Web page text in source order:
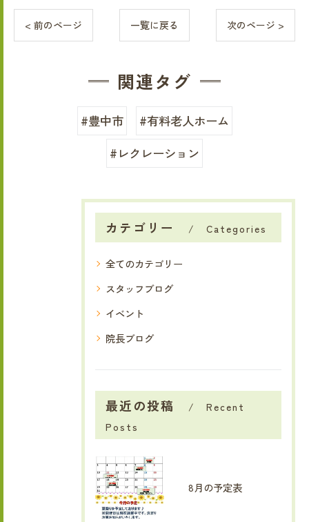
< 前のページ 一覧に戻る 次のページ >
関連タグ
#豊中市
#有料老人ホーム
#レクレーション
カテゴリー Categories
全てのカテゴリー
スタッフブログ
イベント
院長ブログ
最近の投稿
Recent
Posts
8月の予定表